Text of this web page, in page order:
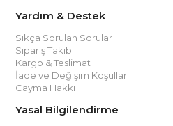
Yardım & Destek
Sıkça Sorulan Sorular
Sipariş Takibi
Kargo & Teslimat
İade ve Değişim Koşulları
Cayma Hakkı
Yasal Bilgilendirme